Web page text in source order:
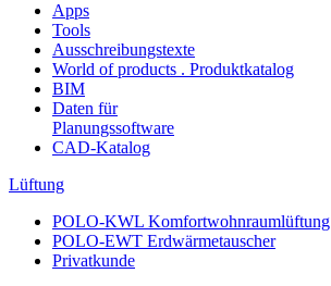
Apps
Tools
Ausschreibungstexte
World of products . Produktkatalog
BIM
Daten für
Planungssoftware
CAD-Katalog
Lüftung
POLO-KWL Komfortwohnraumlüftung
POLO-EWT Erdwärmetauscher
Privatkunde